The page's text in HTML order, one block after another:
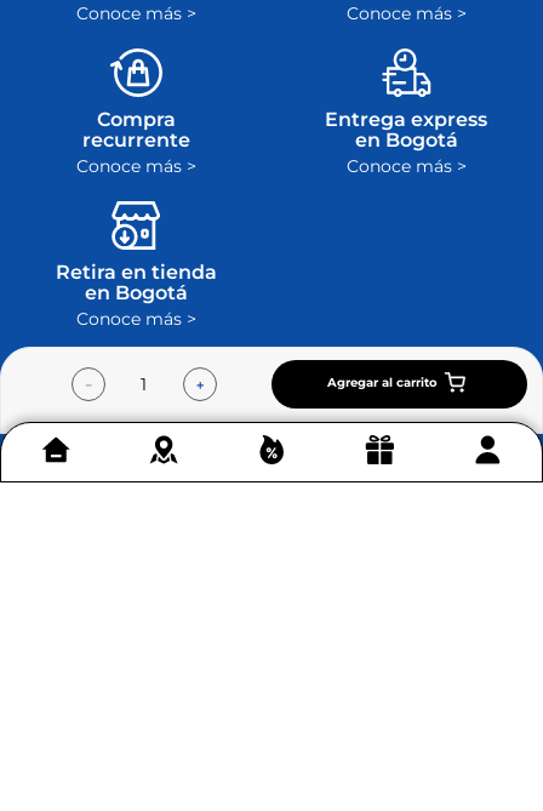
＋
－ Agregar al carrito
Conoce más > Conoce más >
Compra
recurrente
Conoce más >
Entrega express
en Bogotá
Conoce más >
Retira en tienda
en Bogotá
Conoce más >